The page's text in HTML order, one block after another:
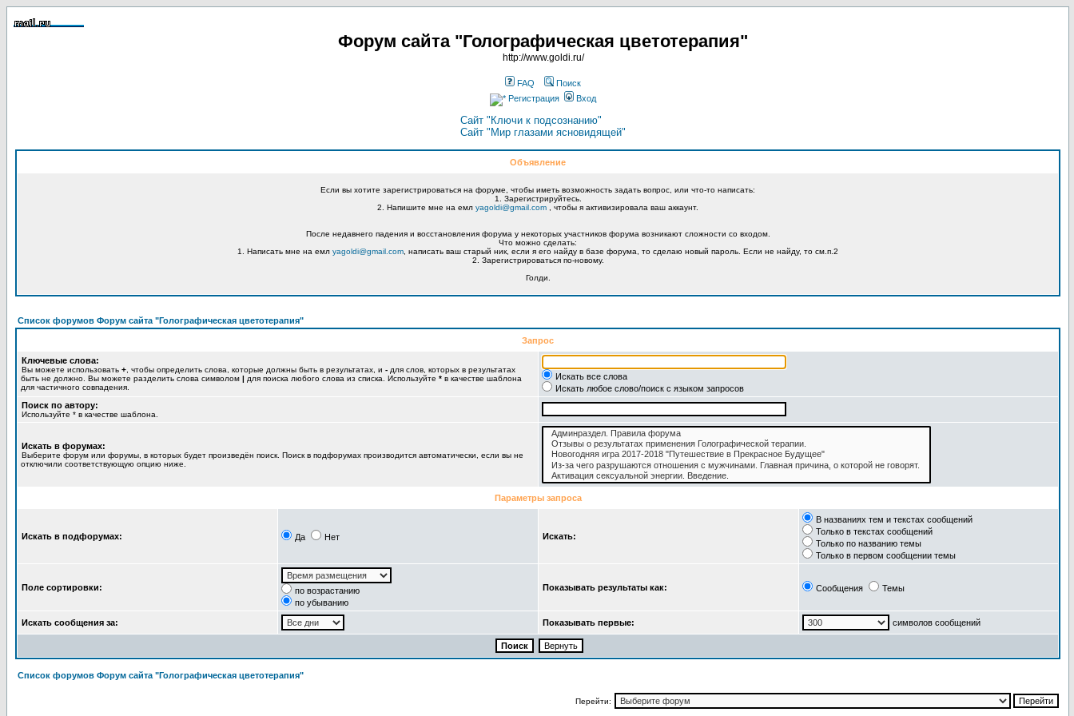
Форум сайта "Голографическая цветотерапия"
http://www.goldi.ru/
FAQ
Поиск
Регистрация
Вход
Сайт "Ключи к подсознанию"
Сайт "Мир глазами ясновидящей"
Объявление
Если вы хотите зарегистрироваться на форуме, чтобы иметь возможность задать вопрос, или что-то написать:
1. Зарегистрируйтесь.
2. Напишите мне на емл yagoldi@gmail.com , чтобы я активизировала ваш аккаунт.
После недавнего падения и восстановления форума у некоторых участников форума возникают сложности со входом.
Что можно сделать:
1. Написать мне на емл yagoldi@gmail.com , написать ваш старый ник, если я его найду в базе форума, то сделаю новый пароль. Если не найду, то см.п.2
2. Зарегистрироваться по-новому.
Голди.
Список форумов Форум сайта "Голографическая цветотерапия"
Запрос
Ключевые слова:
Вы можете использовать + , чтобы определить слова, которые должны быть в результатах, и - для слов, которых в результатах
быть не должно. Вы можете разделить слова символом | для поиска любого слова из списка. Используйте * в качестве шаблона
для частичного совпадения.
Искать все слова
Искать любое слово/поиск с языком запросов
Поиск по автору:
Используйте * в качестве шаблона.
Искать в форумах:
Выберите форум или форумы, в которых будет произведён поиск. Поиск в подфорумах производится автоматически, если вы не
отключили соответствующую опцию ниже.
Параметры запроса
Искать в подфорумах: Да Нет Искать:
В названиях тем и текстах сообщений
Только в текстах сообщений
Только по названию темы
Только в первом сообщении темы
Поле сортировки:
по возрастанию
по убыванию
Показывать результаты как: Сообщения Темы
Искать сообщения за: Показывать первые: символов сообщений
Список форумов Форум сайта "Голографическая цветотерапия"
Перейти: